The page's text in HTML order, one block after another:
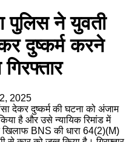
ने युवती
दुष्कर्म करने
2025
देकर दुष्कर्म की घटना को अंजाम
है और उसे न्यायिक रिमांड में
BNS की धारा 64(2)(M)